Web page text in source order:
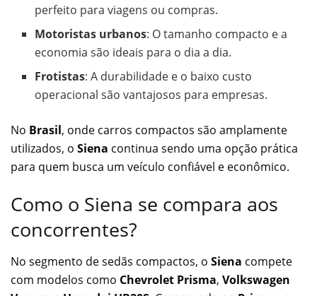
perfeito para viagens ou compras.
Motoristas urbanos: O tamanho compacto e a
economia são ideais para o dia a dia.
Frotistas: A durabilidade e o baixo custo
operacional são vantajosos para empresas.
No Brasil, onde carros compactos são amplamente
utilizados, o Siena continua sendo uma opção prática
para quem busca um veículo confiável e econômico.
Como o Siena se compara aos
concorrentes?
No segmento de sedãs compactos, o Siena compete
com modelos como Chevrolet Prisma, Volkswagen